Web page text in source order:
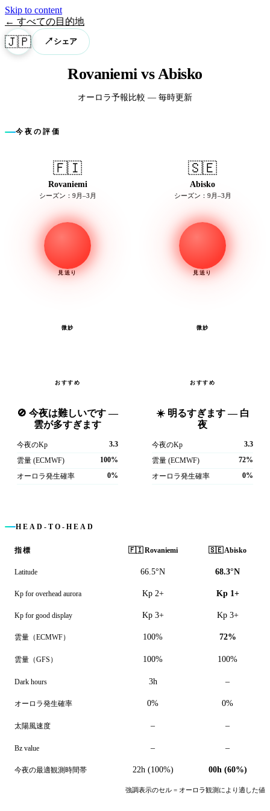
Skip to content
← すべての目的地
🇯🇵 ↗ シェア
Rovaniemi vs Abisko
オーロラ予報比較 — 毎時更新
今夜の評価
🇫🇮
Rovaniemi
シーズン：9月–3月
見送り
微妙
おすすめ
🚫 今夜は難しいです —
雲が多すぎます
今夜のKp
3.3
雲量 (ECMWF)
100%
オーロラ発生確率
0%
🇸🇪
Abisko
シーズン：9月–3月
見送り
微妙
おすすめ
☀️ 明るすぎます — 白
夜
今夜のKp
3.3
雲量 (ECMWF)
72%
オーロラ発生確率
0%
HEAD-TO-HEAD
指標 🇫🇮 Rovaniemi 🇸🇪Abisko
Latitude 66.5°N 68.3°N
Kp for overhead aurora Kp 2+ Kp 1+
Kp for good display Kp 3+ Kp 3+
雲量（ECMWF） 100% 72%
雲量（GFS） 100% 100%
Dark hours 3h –
オーロラ発生確率 0% 0%
太陽風速度 – –
Bz value – –
今夜の最適観測時間帯 22h (100%) 00h (60%)
強調表示のセル = オーロラ観測により適した値